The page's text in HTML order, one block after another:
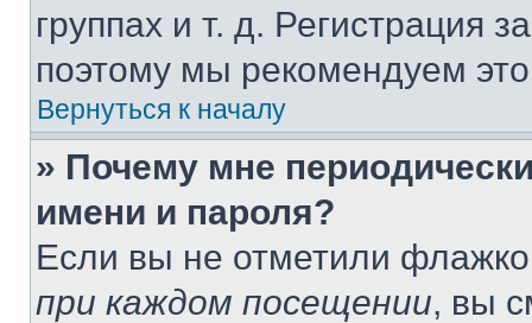
группах и т. д. Регистрация
поэтому мы рекомендуем
Вернуться к началу
» Почему мне
имени и пароля?
Если вы не отметили
при каждом посещении, вы